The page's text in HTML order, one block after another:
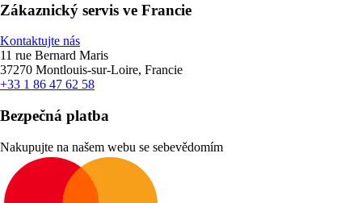
Zákaznický servis ve Francie
Kontaktujte nás
11 rue Bernard Maris
37270 Montlouis-sur-Loire, Francie
+33 1 86 47 62 58
Bezpečná platba
Nakupujte na našem webu se sebevědomím